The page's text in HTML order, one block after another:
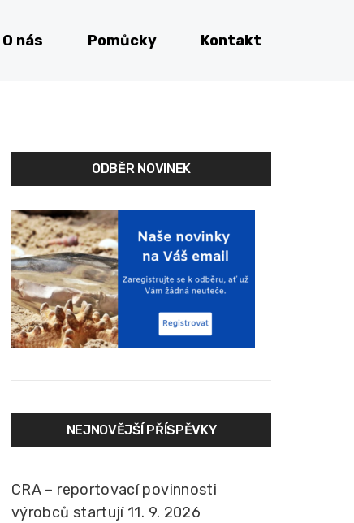
O nás Pomůcky Kontakt
ODBĚR NOVINEK
NEJNOVĚJŠÍ PŘÍSPĚVKY
CRA – reportovací povinnosti
výrobců startují 11. 9. 2026